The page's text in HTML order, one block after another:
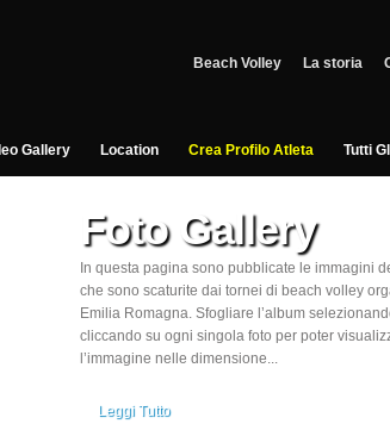
Beach Volley La storia
Gallery Location Crea Profilo Atleta Tutti
Foto Gallery
In questa pagina sono pubblicate le immagini
che sono scaturite dai tornei di beach volley
Emilia Romagna. Sfogliare l’album
cliccando su ogni singola foto per poter
l’immagine nelle dimensione...
Leggi Tutto